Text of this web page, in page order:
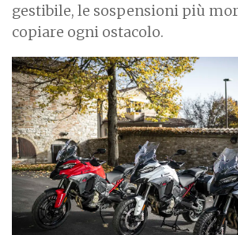
gestibile, le sospensioni più
copiare ogni ostacolo.